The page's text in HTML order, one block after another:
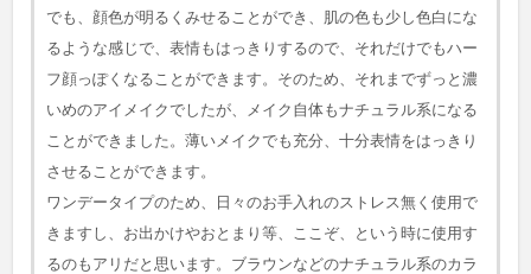
でも、顔色が明るくみせることができ、肌の色も少し色白にな
るような感じで、表情もはっきりするので、それだけでもハー
フ顔っぽくなることができます。そのため、それまでずっと濃
いめのアイメイクでしたが、メイク自体もナチュラル系になる
ことができました。薄いメイクでも充分、十分表情をはっきり
させることができます。
ワンデータイプのため、日々のお手入れのストレス無く使用で
きますし、お出かけやおとまり等、ここぞ、という時に使用す
るのもアリだと思います。ブラウンなどのナチュラル系のカラ